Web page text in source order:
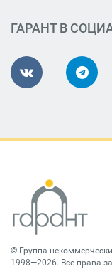
ГАРАНТ В
© Группа
1998—2026. Все права